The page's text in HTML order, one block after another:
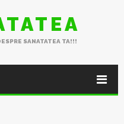
SANATATEA TA!!!